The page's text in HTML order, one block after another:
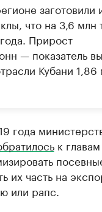
заготовили
что на 3,6 млн
Прирост
— показатель
Кубани 1,86
года
к главам
их часть на
или рапс.